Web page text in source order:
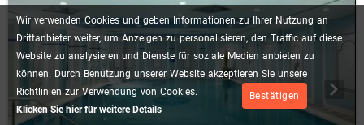
Wir verwenden Cookies und geben Informationen zu Ihrer Nutzung an
Drittanbieter weiter, um Anzeigen zu personalisieren, den Traffic auf diese
Website zu analysieren und Dienste für soziale Medien anbieten zu
können. Durch Benutzung unserer Website akzeptieren Sie unsere
Richtlinien zur Verwendung von Cookies.
Klicken Sie hier für weitere Details
Bestätigen